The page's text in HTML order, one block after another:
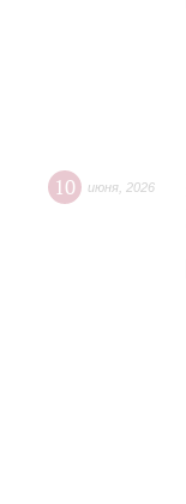
10 июня 2026